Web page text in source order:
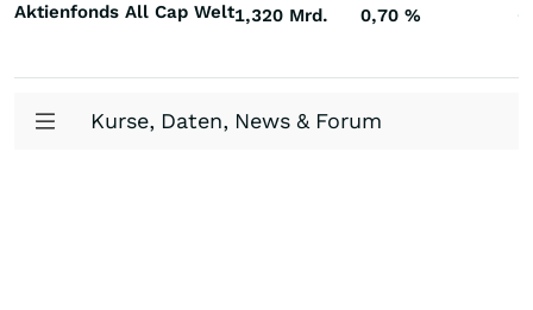
Aktienfonds All Cap Welt1,320 Mrd. 0,70 %
Kurse, Daten, News & Forum